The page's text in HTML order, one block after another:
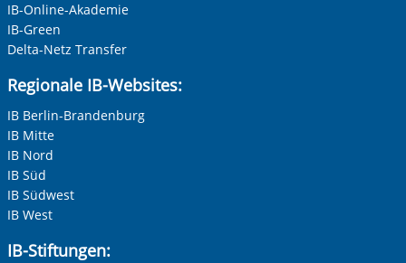
IB-Online-Akademie
IB-Green
Delta-Netz Transfer
Regionale IB-Websites:
IB Berlin-Brandenburg
IB Mitte
IB Nord
IB Süd
IB Südwest
IB West
IB-Stiftungen: